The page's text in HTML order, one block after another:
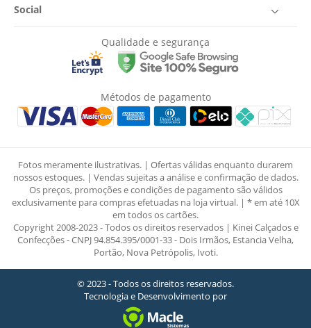
Social
Qualidade e segurança
Métodos de pagamento
Fotos meramente ilustrativas. | Ofertas válidas enquanto durarem
nossos estoques. | Vendas sujeitas a análise e confirmação de dados.
Os preços, promoções e condições de pagamento são válidos
exclusivamente para compras efetuadas na loja virtual. | * em até 10X
em todos os cartões.
Copyright 2008-2023 - Todos os direitos reservados | Kinei Calçados e
Confecções - CNPJ 94.854.395/0001-33 - Dois Irmãos, Estancia Velha,
Portão, Nova Petrópolis, Ivoti.
© 2023 - Todos os direitos reservados.
Tecnologia e Desenvolvimento por